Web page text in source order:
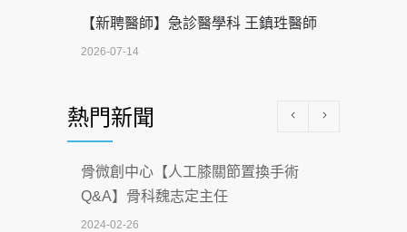
【新聘醫師】急診醫學科 王鎮珄醫師
2026-07-14
科能量
2026-07-08
沒菸酒也瀕臨洗腎？65歲男靠「這習
慣」逆轉腎功能 醫揭3招救命
熱門新聞
骨微創中心【人工膝關節置換手術
Q&A】骨科魏志定主任
2024-02-26